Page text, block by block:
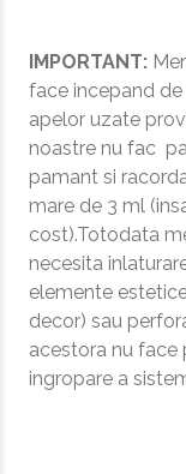
IMPORTANT:
face incepand
apelor uzate
noastre nu fac
pamant si
mare de 3 ml
cost).Totodata
necesita
elemente
decor) sau
acestora nu face
ingropare a